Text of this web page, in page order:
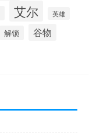
艾尔 英雄
解锁 谷物